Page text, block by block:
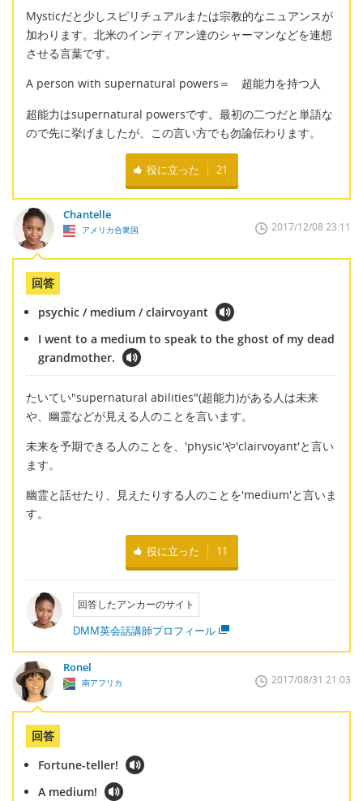
Mysticだと少しスピリチュアルまたは宗教的なニュアンスが
加わります。北米のインディアン達のシャーマンなどを連想
させる言葉です。
A person with supernatural powers＝ 超能力を持つ人
超能力はsupernatural powersです。最初の二つだと単語な
ので先に挙げましたが、この言い方でも勿論伝わります。
役に立った 21
Chantelle
アメリカ合衆国 2017/12/08 23:11
回答
psychic / medium / clairvoyant
I went to a medium to speak to the ghost of my dead
grandmother.
たいてい"supernatural abilities"(超能力)がある人は未来
や、幽霊などが見える人のことを言います。
未来を予期できる人のことを、'physic'や'clairvoyant'と言い
ます。
幽霊と話せたり、見えたりする人のことを'medium'と言いま
す。
役に立った 11
回答したアンカーのサイト
DMM英会話講師プロフィール
Ronel
南アフリカ 2017/08/31 21:03
回答
Fortune-teller!
A medium!